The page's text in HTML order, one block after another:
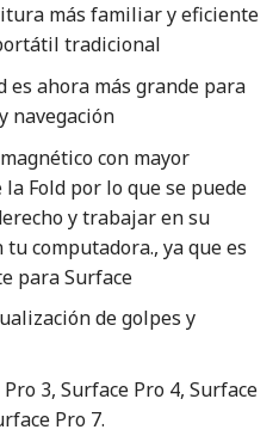
más familiar y eficiente
tradicional
es ahora más grande para
navegación
con mayor
Fold por lo que se puede
y trabajar en su
computadora., ya que es
para Surface
de golpes y
3, Surface Pro 4, Surface
Pro 7.